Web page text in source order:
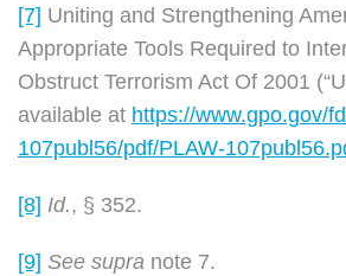
[7] Uniting and Strengthening
Appropriate Tools Required to
Obstruct Terrorism Act Of 2001
available at https://www.gpo.gov/
107publ56/pdf/PLAW-
[8] Id., § 352.
[9] See supra note 7.